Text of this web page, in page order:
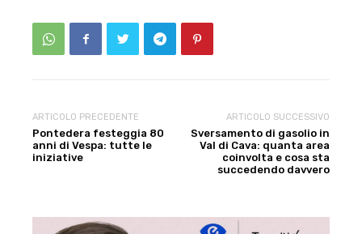
ARTICOLO PRECEDENTE
Pontedera festeggia 80
anni di Vespa: tutte le
iniziative
ARTICOLO SUCCESSIVO
Sversamento di gasolio in
Val di Cava: quanta area
coinvolta e cosa sta
succedendo davvero